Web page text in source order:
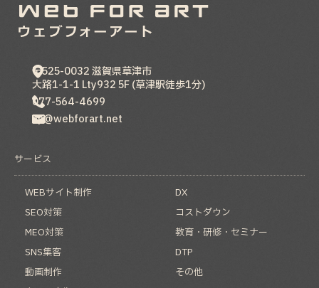
〒525-0032滋賀県草津市
大路1-1-1 Lty932 5F (草津駅徒歩1分)
077-564-4699
hp@webforart.net
サービス
WEBサイト制作
SEO対策
MEO対策
SNS集客
動画制作
DX
コストダウン
教育・研修・セミナー
DTP
その他